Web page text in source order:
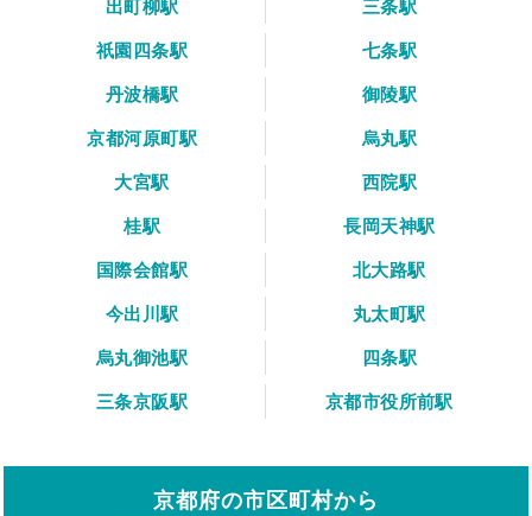
出町柳駅
三条駅
祇園四条駅
七条駅
丹波橋駅
御陵駅
京都河原町駅
烏丸駅
大宮駅
西院駅
桂駅
長岡天神駅
国際会館駅
北大路駅
今出川駅
丸太町駅
烏丸御池駅
四条駅
三条京阪駅
京都市役所前駅
京都府の市区町村から